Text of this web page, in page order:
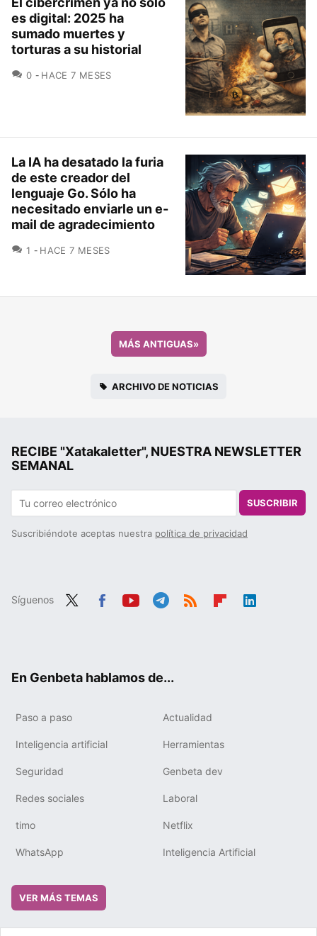
es digital: 2025 ha
sumado muertes y
torturas a su historial
0 COMENTARIOS
HACE 7 MESES
La IA ha desatado la furia
de este creador del
lenguaje Go. Sólo ha
necesitado enviarle un e-
mail de agradecimiento
1 COMENTARIOS
HACE 7 MESES
MÁS ANTIGUAS»
ARCHIVO DE NOTICIAS
RECIBE "Xatakaletter", NUESTRA NEWSLETTER
SEMANAL
SUSCRIBIR
Suscribiéndote aceptas nuestra política de privacidad
Síguenos
En Genbeta hablamos de...
Paso a paso Actualidad
Inteligencia artificial Herramientas
Seguridad Genbeta dev
Redes sociales Laboral
timo Netflix
WhatsApp Inteligencia Artificial
VER MÁS TEMAS